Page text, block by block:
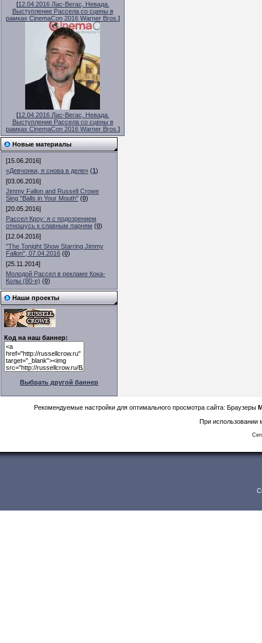
[12.04.2016 Лас-Вегас, Невада.
Выступление Рассела со сцены в
рамках CinemaCon 2016 Warner Bros. ]
[12.04.2016 Лас-Вегас, Невада.
Выступление Рассела со сцены в
рамках CinemaCon 2016 Warner Bros. ]
Новые материалы
[15.06.2016]
«Девчонки, я снова в деле» (1)
[03.06.2016]
Jimmy Fallon and Russell Crowe
Sing "Balls in Your Mouth" (0)
[20.05.2016]
Рассел Кроу: я с подозрением
отношусь к славным парням (0)
[12.04.2016]
"The Tonight Show Starring Jimmy
Fallon", 07.04.2016 (0)
[25.11.2014]
Молодой Рассел в рекламе Кока-
Колы (80-е) (0)
Наши проекты
Код на наш баннер:
Выбрать другой баннер
Рекомендуемые настройки для оптимального просмотра сайта: Браузеры
При использовании